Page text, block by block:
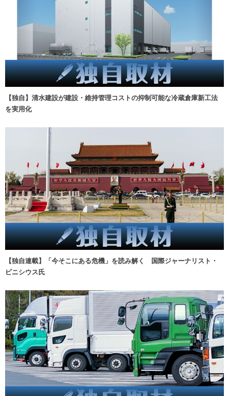
【独自】清水建設が建設・維持管理コストの抑制可能な冷蔵倉庫新工法
を実用化
【独自連載】「今そこにある危機」を読み解く 国際ジャーナリスト・
ビニシウス氏